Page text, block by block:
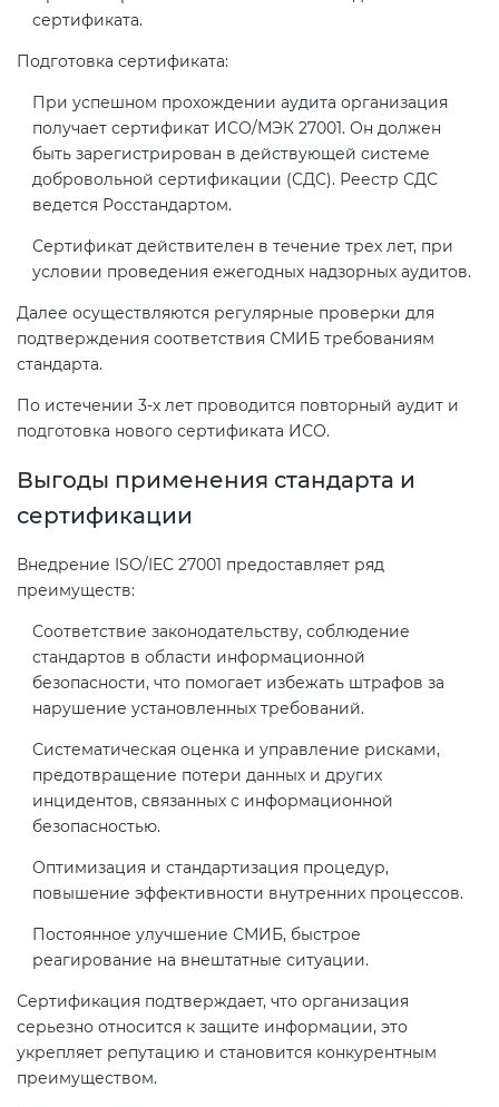
сертификата.
Подготовка сертификата:
При успешном прохождении аудита организация
получает сертификат ИСО/МЭК 27001. Он должен
быть зарегистрирован в действующей системе
добровольной сертификации (СДС). Реестр СДС
ведется Росстандартом.
Сертификат действителен в течение трех лет, при
условии проведения ежегодных надзорных аудитов.
Далее осуществляются регулярные проверки для
подтверждения соответствия СМИБ требованиям
стандарта.
По истечении 3-х лет проводится повторный аудит и
подготовка нового сертификата ИСО.
Выгоды применения стандарта и
сертификации
Внедрение ISO/IEC 27001 предоставляет ряд
преимуществ:
Соответствие законодательству, соблюдение
стандартов в области информационной
безопасности, что помогает избежать штрафов за
нарушение установленных требований.
Систематическая оценка и управление рисками,
предотвращение потери данных и других
инцидентов, связанных с информационной
безопасностью.
Оптимизация и стандартизация процедур,
повышение эффективности внутренних процессов.
Постоянное улучшение СМИБ, быстрое
реагирование на внештатные ситуации.
Сертификация подтверждает, что организация
серьезно относится к защите информации, это
укрепляет репутацию и становится конкурентным
преимуществом.